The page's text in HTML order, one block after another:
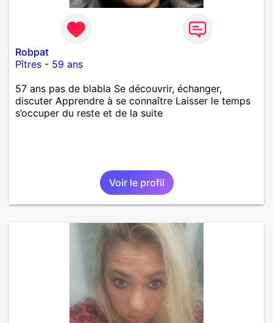
Robpat
Pîtres - 59 ans
57 ans pas de blabla Se découvrir, échanger,
discuter Apprendre à se connaître Laisser le temps
s’occuper du reste et de la suite
Voir le profil